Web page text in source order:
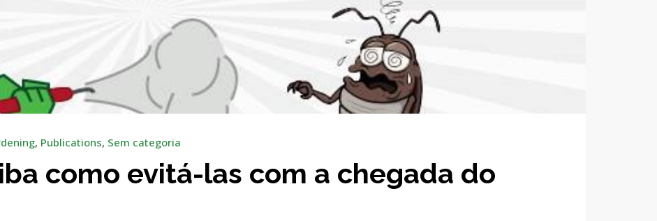
, Publications, Sem categoria
como evitá-las com a chegada do